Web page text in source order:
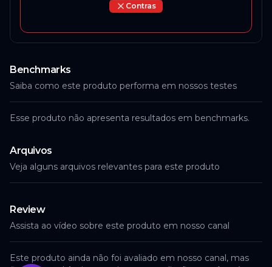
Contras
Benchmarks
Saiba como este produto performa em nossos testes
Esse produto não apresenta resultados em benchmarks.
Arquivos
Veja alguns arquivos relevantes para este produto
Review
Assista ao vídeo sobre este produto em nosso canal
Este produto ainda não foi avaliado em nosso canal, mas